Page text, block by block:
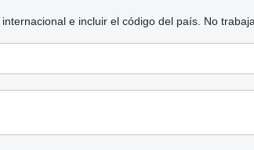
e incluir el código del país. No